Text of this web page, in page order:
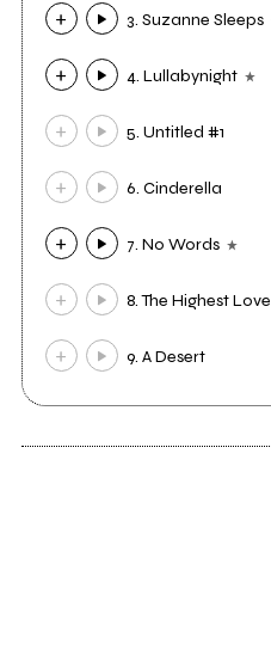
3. Suzanne Sleeps
4. Lullabynight
5. Untitled #1
6. Cinderella
7. No Words
8. The Highest Love
9. A Desert